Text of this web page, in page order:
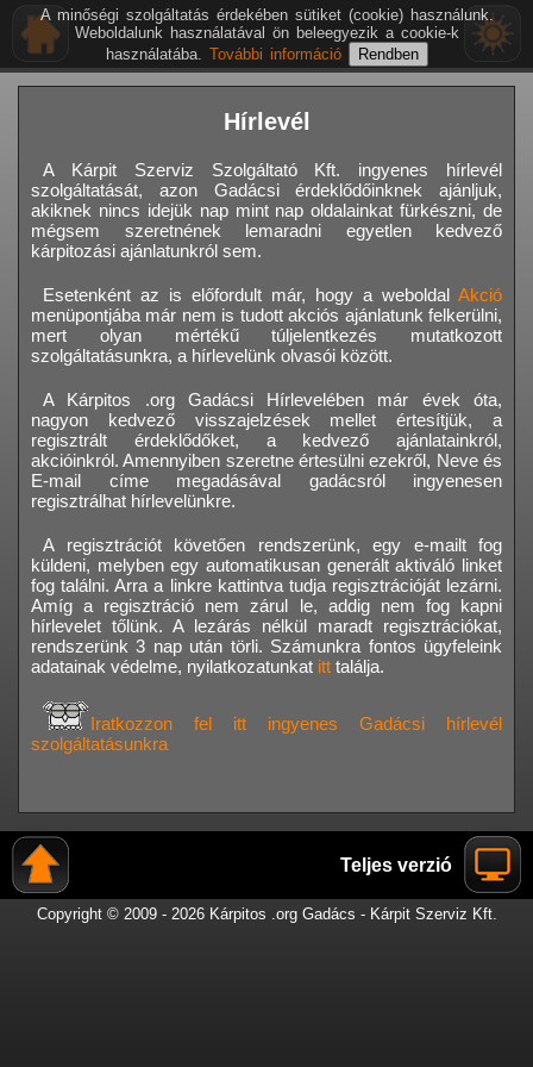
Hírlevél
A Kárpit Szerviz Szolgáltató Kft. ingyenes hírlevél
szolgáltatását, azon Gadácsi érdeklődőinknek ajánljuk,
akiknek nincs idejük nap mint nap oldalainkat fürkészni, de
mégsem szeretnének lemaradni egyetlen kedvező
kárpitozási ajánlatunkról sem.
Esetenként az is előfordult már, hogy a weboldal Akció
menüpontjába már nem is tudott akciós ajánlatunk felkerülni,
mert olyan mértékű túljelentkezés mutatkozott
szolgáltatásunkra, a hírlevelünk olvasói között.
A Kárpitos .org Gadácsi Hírlevelében már évek óta,
nagyon kedvező visszajelzések mellet értesítjük, a
regisztrált érdeklődőket, a kedvező ajánlatainkról,
akcióinkról. Amennyiben szeretne értesülni ezekről, Neve és
E-mail címe megadásával gadácsról ingyenesen
regisztrálhat hírlevelünkre.
A regisztrációt követően rendszerünk, egy e-mailt fog
küldeni, melyben egy automatikusan generált aktiváló linket
fog találni. Arra a linkre kattintva tudja regisztrációját lezárni.
Amíg a regisztráció nem zárul le, addig nem fog kapni
hírlevelet tőlünk. A lezárás nélkül maradt regisztrációkat,
rendszerünk 3 nap után törli. Számunkra fontos ügyfeleink
adatainak védelme, nyilatkozatunkat itt találja.
Iratkozzon fel itt ingyenes Gadácsi hírlevél
szolgáltatásunkra
Teljes verzió
Copyright © 2009 - 2026 Kárpitos .org Gadács - Kárpit Szerviz Kft.
A minőségi szolgáltatás érdekében sütiket (cookie) használunk.
Weboldalunk használatával ön beleegyezik a cookie-k
használatába. További információ